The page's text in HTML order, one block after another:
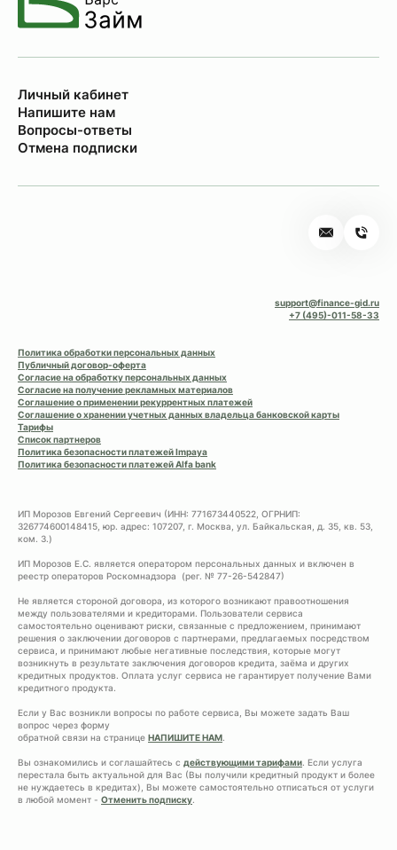
Личный кабинет
Напишите нам
Вопросы-ответы
Отмена подписки
support@finance-gid.ru
+7 (495)-011-58-33
Политика обработки персональных данных
Публичный договор-оферта
Согласие на обработку персональных данных
Согласие на получение рекламных материалов
Соглашение о применении рекуррентных платежей
Соглашение о хранении учетных данных владельца банковской карты
Тарифы
Список партнеров
Политика безопасности платежей Impaya
Политика безопасности платежей Alfa bank
ИП Морозов Евгений Сергеевич (ИНН: 771673440522, ОГРНИП:
326774600148415, юр. адрес: 107207, г. Москва, ул. Байкальская, д. 35, кв. 53,
ком. 3.)
ИП Морозов Е.С. является оператором персональных данных и включен в
реестр операторов Роскомнадзора (рег. № 77-26-542847)
Не является стороной договора, из которого возникают правоотношения
между пользователями и кредиторами. Пользователи сервиса
самостоятельно оценивают риски, связанные с предложением, принимают
решения о заключении договоров с партнерами, предлагаемых посредством
сервиса, и принимают любые негативные последствия, которые могут
возникнуть в результате заключения договоров кредита, заёма и других
кредитных продуктов. Оплата услуг сервиса не гарантирует получение Вами
кредитного продукта.
Если у Вас возникли вопросы по работе сервиса, Вы можете задать Ваш
вопрос через форму
обратной связи на странице НАПИШИТЕ НАМ.
Вы ознакомились и соглашайтесь с действующими тарифами. Если услуга
перестала быть актуальной для Вас (Вы получили кредитный продукт и более
не нуждаетесь в кредитах), Вы можете самостоятельно отписаться от услуги
в любой момент - Отменить подписку.